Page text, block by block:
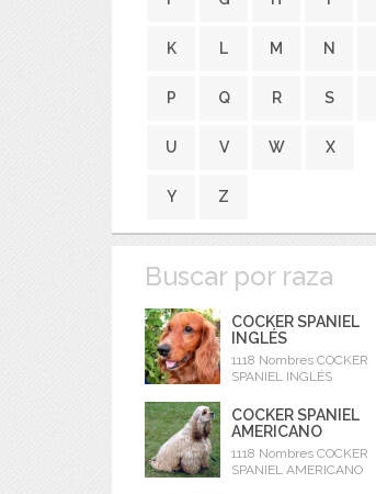
K L M N
P Q R S
U V W X
Y Z
Buscar por raza
COCKER SPANIEL
INGLÉS
1118 Nombres COCKER
SPANIEL INGLÉS
COCKER SPANIEL
AMERICANO
1118 Nombres COCKER
SPANIEL AMERICANO